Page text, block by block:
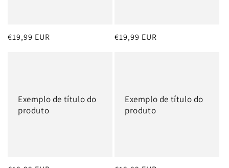
Preço
€19,99 EUR
Preço
€19,99 EUR
Exemplo de título do
produto
Exemplo de título do
produto